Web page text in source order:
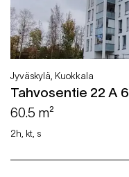
Jyväskylä, Kuokkala
Tahvosentie 22 A 6
60.5 m²
2h, kt, s